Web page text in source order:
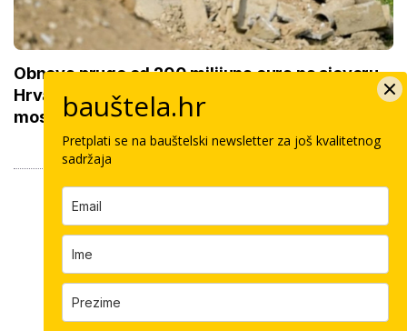
Obnova pruge od 200 milijuna eura na sjeveru
Hrvatske: Ministarstvo ima posebne zahtjeve za
most
bauštela.hr
Pretplati se na bauštelski newsletter za još kvalitetnog
sadržaja